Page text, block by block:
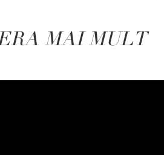
MAI MULT